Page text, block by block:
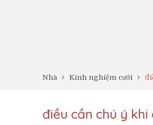
Nhà Kinh nghiệm cưới
điều cần chú ý